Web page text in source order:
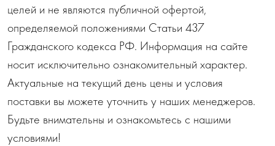
целей и не являются публичной офертой,
определяемой положениями Статьи 437
Гражданского кодекса РФ. Информация на сайте
носит исключительно ознакомительный характер.
Актуальные на текущий день цены и условия
поставки вы можете уточнить у наших менеджеров.
Будьте внимательны и ознакомьтесь с нашими
условиями!